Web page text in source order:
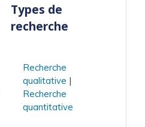
Types de
recherche
Recherche
qualitative
Recherche
quantitative